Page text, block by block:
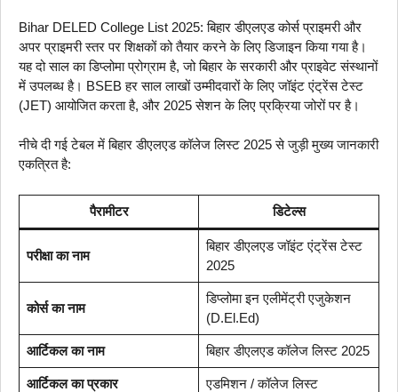
Bihar DELED College List 2025: बिहार डीएलएड कोर्स प्राइमरी और
अपर प्राइमरी स्तर पर शिक्षकों को तैयार करने के लिए डिजाइन किया गया है।
यह दो साल का डिप्लोमा प्रोग्राम है, जो बिहार के सरकारी और प्राइवेट संस्थानों
में उपलब्ध है। BSEB हर साल लाखों उम्मीदवारों के लिए जॉइंट एंट्रेंस टेस्ट
(JET) आयोजित करता है, और 2025 सेशन के लिए प्रक्रिया जोरों पर है।
नीचे दी गई टेबल में बिहार डीएलएड कॉलेज लिस्ट 2025 से जुड़ी मुख्य जानकारी
एकत्रित है:
पैरामीटर डिटेल्स
परीक्षा का नाम
बिहार डीएलएड जॉइंट एंट्रेंस टेस्ट
2025
कोर्स का नाम
डिप्लोमा इन एलीमेंट्री एजुकेशन
(D.El.Ed)
आर्टिकल का नाम बिहार डीएलएड कॉलेज लिस्ट 2025
आर्टिकल का प्रकार एडमिशन / कॉलेज लिस्ट